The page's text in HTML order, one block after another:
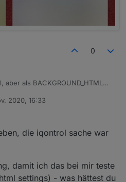
0
aber als BACKGROUND_HTML
2020, 16:33
die iqontrol sache war
damit ich das bei mir teste
settings) - was hättest du